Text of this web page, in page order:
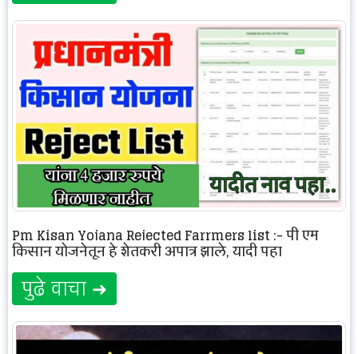
Pm Kisan Yojana Rejected Farrmers list :- पी एम
किसान योजनेतून हे शेतकरी अपात्र झाले, यादी पहा
पुढे वाचा ➜